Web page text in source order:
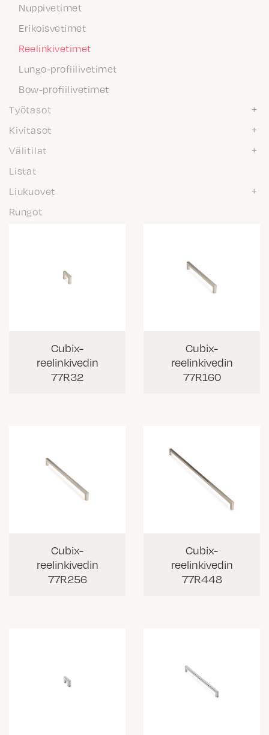
Nuppivetimet
Erikoisvetimet
Reelinkivetimet
Lungo-profiilivetimet
Bow-profiilivetimet
Työtasot
Kivitasot
Välitilat
Listat
Liukuovet
Rungot
Cubix-
reelinkivedin
77R32
Cubix-
reelinkivedin
77R160
Cubix-
reelinkivedin
77R256
Cubix-
reelinkivedin
77R448